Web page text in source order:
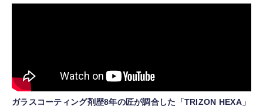
ガラスコーティング剤歴8年の匠が調合した「TRIZON HEXA」